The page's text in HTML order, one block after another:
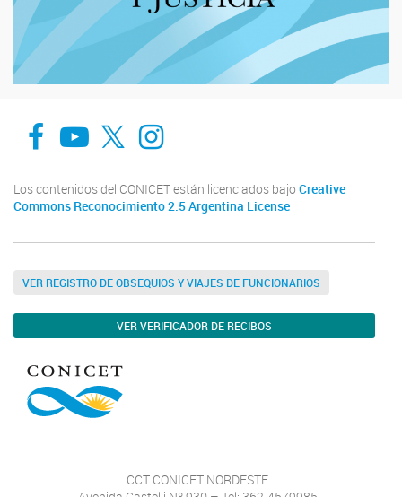
Facebook
You TubeTwitterInstagram
Los contenidos del CONICET están licenciados bajo Creative
Commons Reconocimiento 2.5 Argentina License
VER REGISTRO DE OBSEQUIOS Y VIAJES DE FUNCIONARIOS
VER VERIFICADOR DE RECIBOS
CCT CONICET NORDESTE